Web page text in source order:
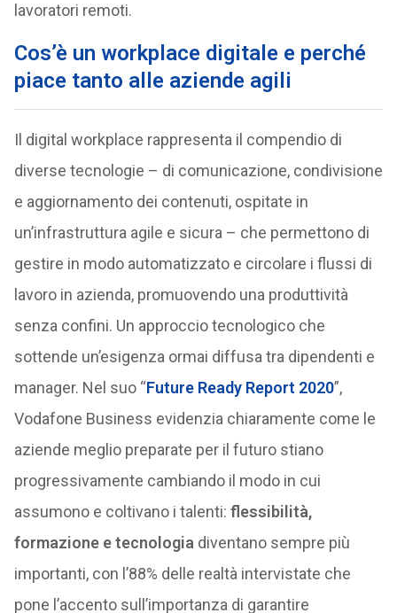
lavoratori remoti.
Cos’è un workplace digitale e perché
piace tanto alle aziende agili
Il digital workplace rappresenta il compendio di
diverse tecnologie – di comunicazione, condivisione
e aggiornamento dei contenuti, ospitate in
un’infrastruttura agile e sicura – che permettono di
gestire in modo automatizzato e circolare i flussi di
lavoro in azienda, promuovendo una produttività
senza confini. Un approccio tecnologico che
sottende un’esigenza ormai diffusa tra dipendenti e
manager. Nel suo “Future Ready Report 2020”,
Vodafone Business evidenzia chiaramente come le
aziende meglio preparate per il futuro stiano
progressivamente cambiando il modo in cui
assumono e coltivano i talenti: flessibilità,
formazione e tecnologia diventano sempre più
importanti, con l’88% delle realtà intervistate che
pone l’accento sull’importanza di garantire